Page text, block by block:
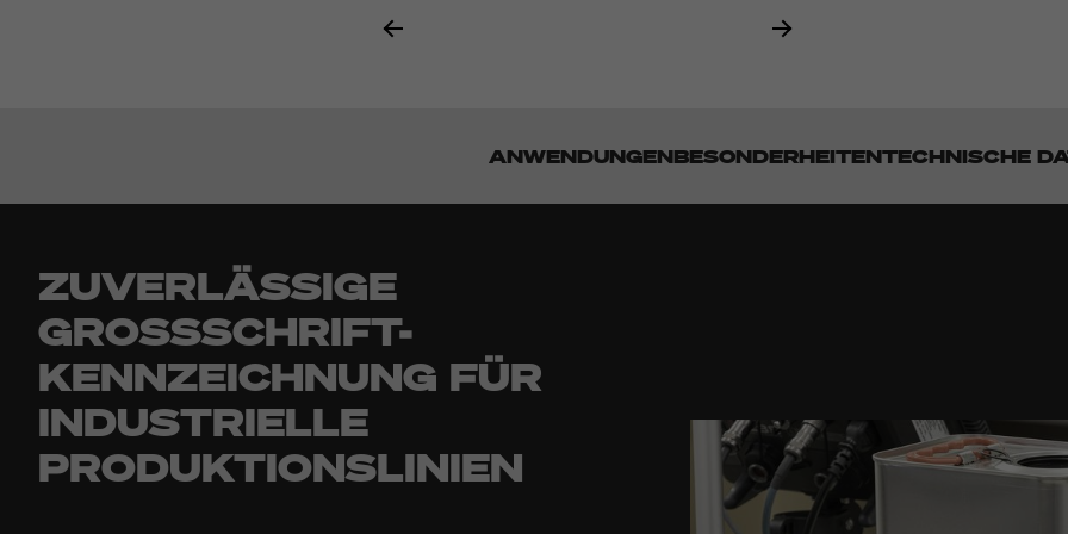
ANWENDUNGENBESONDERHEITENTECHNISCHE
ZUVERLÄSSIGE
GROSSSCHRIFT-K
ENNZEICHNUNG FÜR I
NDUSTRIELLE P
RODUKTIONSLINIEN